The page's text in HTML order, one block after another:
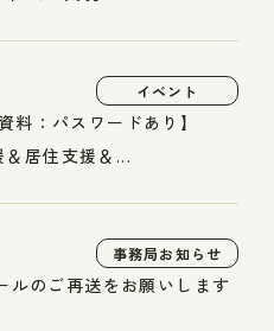
イベント
料：パスワードあり】
居住支援＆...
事務局お知らせ
のご再送をお願いします